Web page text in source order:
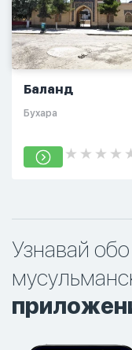
Баланд
Бухара
Узнавай